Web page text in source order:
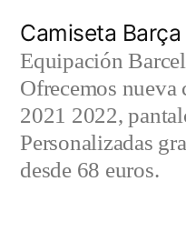
contenido
Camiseta
Equipación
Ofrecemos nueva
2021 2022,
Personalizadas
desde 68 euros.